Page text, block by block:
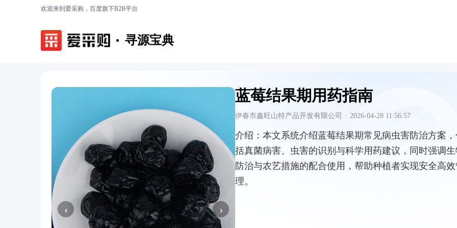
欢迎来到爱采购，百度旗下B2B平台
寻源宝典
‹ ›
蓝莓结果期用药指南
伊春市鑫旺山特产品开发有限公司 · 2026-04-28 11:56:57
介绍： 本文系统介绍蓝莓结果期常见病虫害防治方案
括真菌病害、虫害的识别与科学用药建议，同时强调
防治与农艺措施的配合使用，帮助种植者实现安全高
理。